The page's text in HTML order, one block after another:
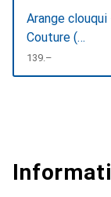
Arange clouqui -
Couture (
Pantone
#D33108 )
CHF
139.–